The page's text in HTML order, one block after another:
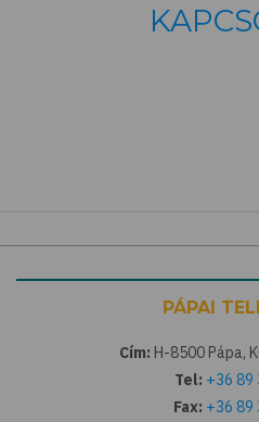
PÁPAI
Cím: H-8500 Pápa,
Tel: +36 89
Fax: +36 89